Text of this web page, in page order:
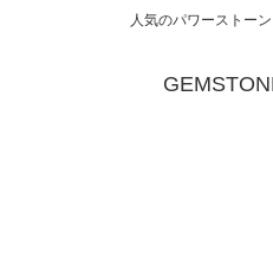
人気のパワーストー